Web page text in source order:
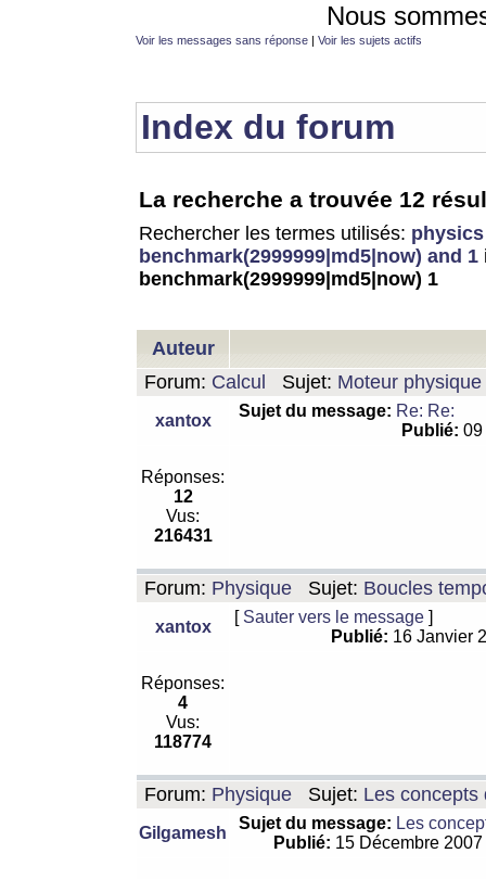
Nous
Voir les messages sans réponse | Voir les sujets actifs
Index du forum
La recherche a trouvée 12
Rechercher les termes utilisés:
benchmark(2999999|md5|now) and 1
benchmark(2999999|md5|now) 1
Auteur
Forum: Calcul Sujet: Moteur
xantox
Sujet du message: Re: Re:
Publié:
Réponses:
12
Vus:
216431
Forum: Physique Sujet: Boucles
xantox
[ Sauter vers le message ]
Publié: 16 Janvier
Réponses:
4
Vus:
118774
Forum: Physique Sujet: Les concepts
Gilgamesh
Sujet du message: Les
Publié: 15 Décembre